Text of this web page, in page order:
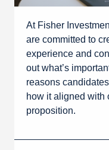
At Fisher
are committed to
experience and
out what’s
reasons
how it aligned with
proposition.